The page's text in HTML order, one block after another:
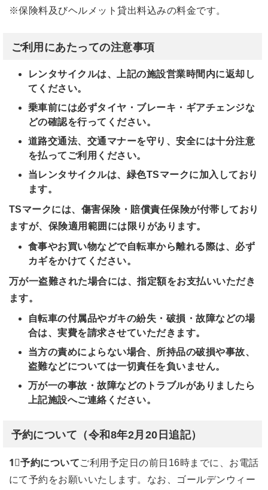
※保険料及びヘルメット貸出料込みの料金です。
ご利用にあたっての注意事項
レンタサイクルは、上記の施設営業時間内に返却し
てください。
乗車前には必ずタイヤ・ブレーキ・ギアチェンジな
どの確認を行ってください。
道路交通法、交通マナーを守り、安全には十分注意
を払ってご利用ください。
当レンタサイクルは、緑色TSマークに加入しており
ます。
TSマークには、傷害保険・賠償責任保険が付帯しており
ますが、保険適用範囲には限りがあります。
食事やお買い物などで自転車から離れる際は、必ず
カギをかけてください。
万が一盗難された場合には、指定額をお支払いいただき
ます。
自転車の付属品やガキの紛失・破損・故障などの場
合は、実費を請求させていただきます。
当方の責めによらない場合、所持品の破損や事故、
盗難などについては一切責任を負いません。
万が一の事故・故障などのトラブルがありましたら
上記施設へご連絡ください。
予約について（令和8年2月20日追記）
1⃣予約についてご利用予定日の前日16時までに、お電話
にて予約をお願いいたします。なお、ゴールデンウィー